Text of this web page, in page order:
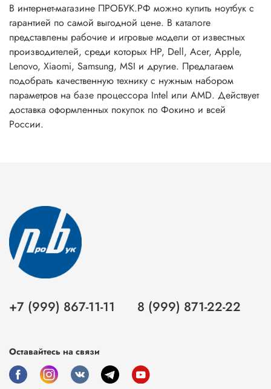
В интернет-магазине ПРОБУК.РФ можно купить ноутбук с
гарантией по самой выгодной цене. В каталоге
представлены рабочие и игровые модели от известных
производителей, среди которых HP, Dell, Acer, Apple,
Lenovo, Xiaomi, Samsung, MSI и другие. Предлагаем
подобрать качественную технику с нужным набором
параметров на базе процессора Intel или AMD. Действует
доставка оформленных покупок по Фокино и всей
России.
+7 (999) 867-11-11 8 (999) 871-22-22
Оставайтесь на связи